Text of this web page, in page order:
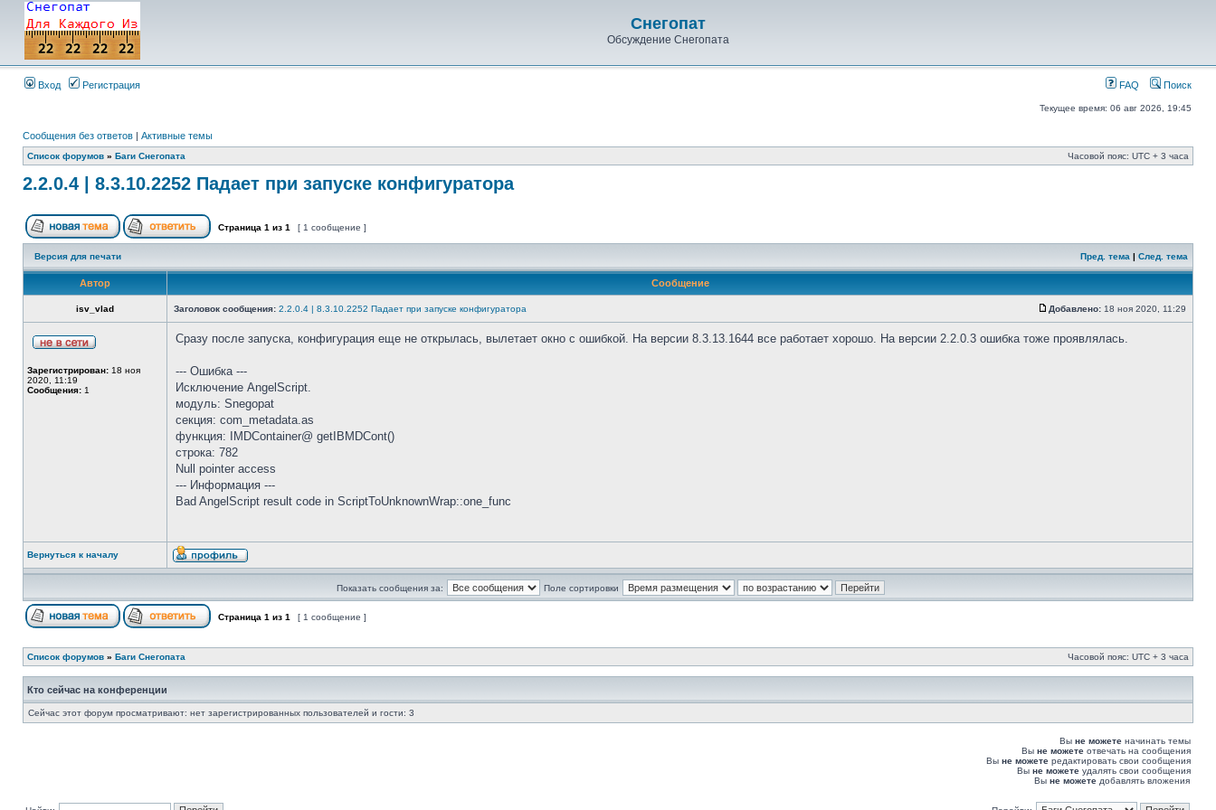
Снегопат
Обсуждение Снегопата
Вход Регистрация FAQ Поиск
Текущее время: 06 авг 2026, 19:45
Сообщения без ответов | Активные темы
Список форумов » Баги Снегопата Часовой пояс: UTC + 3 часа
2.2.0.4 | 8.3.10.2252 Падает при запуске конфигуратора
Страница 1 из 1 [ 1 сообщение ]
Версия для печати Пред. тема | След. тема
Автор Сообщение
isv_vlad Заголовок сообщения: 2.2.0.4 | 8.3.10.2252 Падает при запуске конфигуратора Добавлено: 18 ноя 2020, 11:29
Зарегистрирован: 18 ноя
2020, 11:19
Сообщения: 1
Сразу после запуска, конфигурация еще не открылась, вылетает окно с ошибкой. На версии 8.3.13.1644 все работает хорошо. На версии 2.2.0.3 ошибка тоже проявлялась.
--- Ошибка ---
Исключение AngelScript.
модуль: Snegopat
секция: com_metadata.as
функция: IMDContainer@ getIBMDCont()
строка: 782
Null pointer access
--- Информация ---
Bad AngelScript result code in ScriptToUnknownWrap::one_func
Вернуться к началу
Показать сообщения за: Поле сортировки
Страница 1 из 1 [ 1 сообщение ]
Список форумов » Баги Снегопата Часовой пояс: UTC + 3 часа
Кто сейчас на конференции
Сейчас этот форум просматривают: нет зарегистрированных пользователей и гости: 3
Вы не можете начинать темы
Вы не можете отвечать на сообщения
Вы не можете редактировать свои сообщения
Вы не можете удалять свои сообщения
Вы не можете добавлять вложения